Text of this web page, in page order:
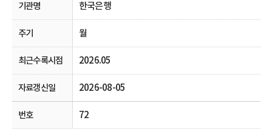
한국은행
월
2026.05
2026-08-05
72